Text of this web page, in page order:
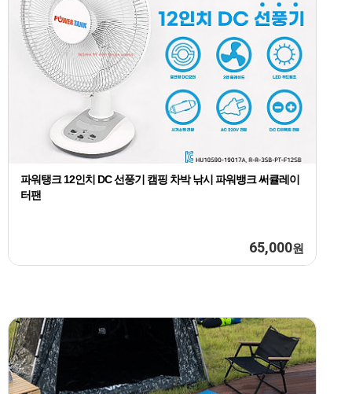
파워탱크 12인치 DC 선풍기 캠핑 차박 낚시 파워뱅크 써큘레이
터팬
65,000원